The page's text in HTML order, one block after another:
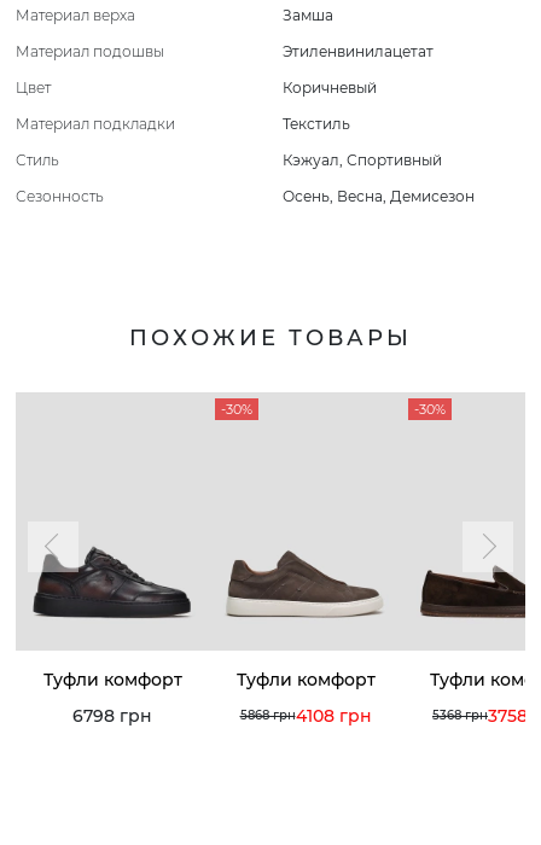
Материал верха
Замша
Материал подошвы
Этиленвинилацетат
Цвет
Коричневый
Материал подкладки
Текстиль
Стиль
Кэжуал, Спортивный
Сезонность
Осень, Весна, Демисезон
ПОХОЖИЕ ТОВАРЫ
Туфли комфорт
6798 грн
-30%
Туфли комфорт
5868 грн4108 грн
-30%
Туфли
5368 грн3758